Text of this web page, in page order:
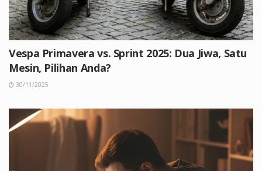
Vespa Primavera vs. Sprint 2025: Dua Jiwa, Satu
Mesin, Pilihan Anda?
30/11/2025